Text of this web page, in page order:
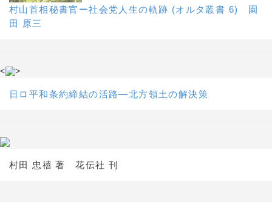
村山首相秘書官ー社会党人生の軌跡 (オルタ叢書 6) 園
田 原三
< >
日ロ平和条約締結の活路―北方領土の解決策
村田 忠禧 著 花伝社 刊